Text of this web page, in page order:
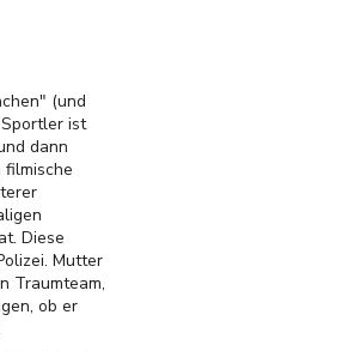
(und
ist
dann
filmische
Diese
Mutter
Traumteam,
ob er